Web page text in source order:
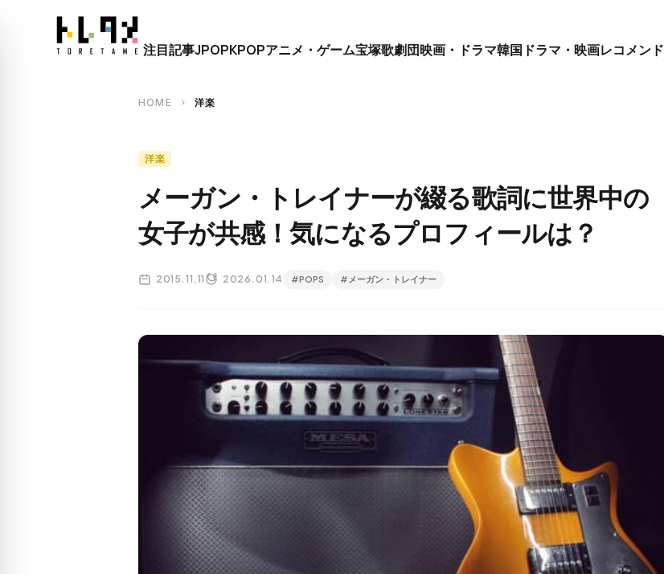
close
注目記事JPOPKPOPアニメ・ゲーム宝塚歌劇団映画・ドラマ韓国ドラマ・映画レコメンド
HOME chevron_right 洋楽
洋楽
メーガン・トレイナーが綴る歌詞に世界中の
女子が共感！気になるプロフィールは？
2015.11.11 2026.01.14 #POPS #メーガン・トレイナー